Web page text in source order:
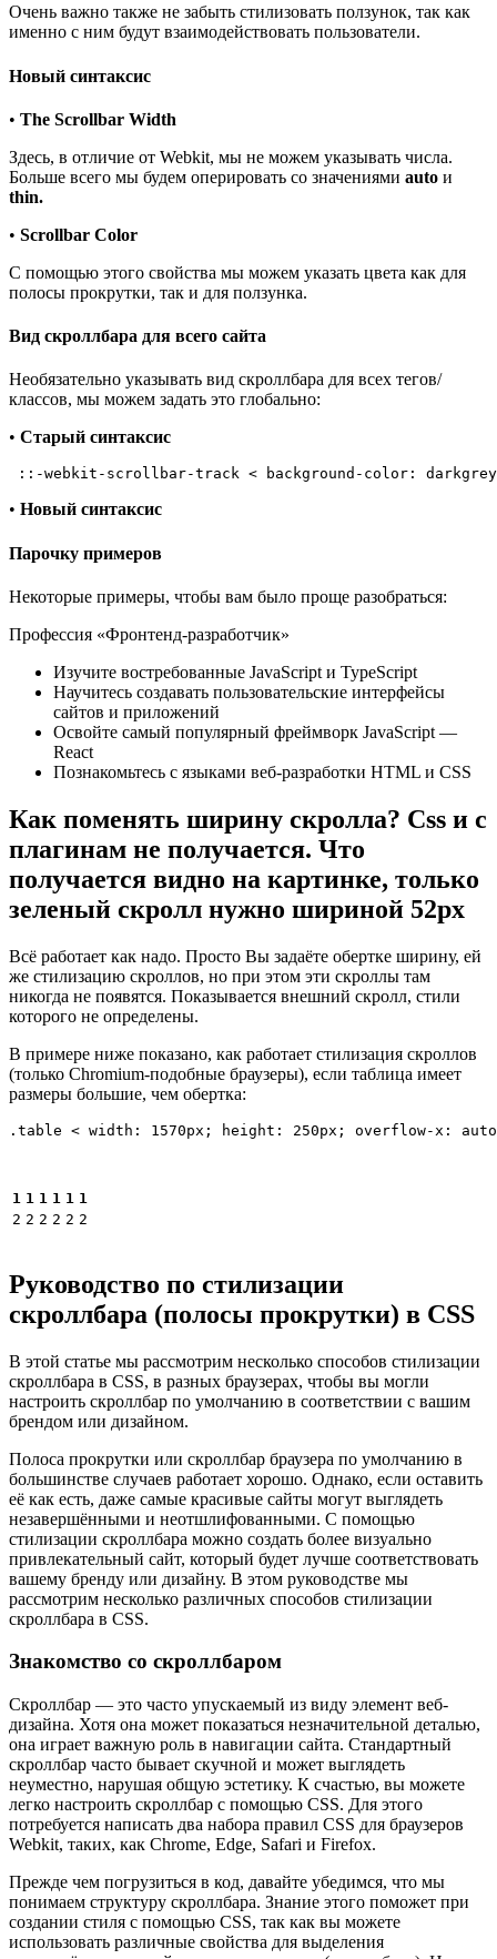
Очень важно также не забыть стилизовать ползунок, так как
именно с ним будут взаимодействовать пользователи.
Новый синтаксис
• The Scrollbar Width
Здесь, в отличие от Webkit, мы не можем указывать числа.
Больше всего мы будем оперировать со значениями auto и
thin.
• Scrollbar Color
С помощью этого свойства мы можем указать цвета как для
полосы прокрутки, так и для ползунка.
Вид скроллбара для всего сайта
Необязательно указывать вид скроллбара для всех тегов/
классов, мы можем задать это глобально:
• Старый синтаксис
::-webkit-scrollbar-track < background-color:
• Новый синтаксис
Парочку примеров
Некоторые примеры, чтобы вам было проще разобраться:
Профессия «Фронтенд-разработчик»
Изучите востребованные JavaScript и TypeScript
Научитесь создавать пользовательские интерфейсы
сайтов и приложений
Освойте самый популярный фреймворк JavaScript —
React
Познакомьтесь с языками веб-разработки HTML и CSS
Как поменять ширину скролла? Css и с
плагинам не получается. Что
получается видно на картинке, только
зеленый скролл нужно шириной 52px
Всё работает как надо. Просто Вы задаёте обертке ширину, ей
же стилизацию скроллов, но при этом эти скроллы там
никогда не появятся. Показывается внешний скролл, стили
которого не определены.
В примере ниже показано, как работает стилизация скроллов
(только Chromium-подобные браузеры), если таблица имеет
размеры большие, чем обертка:
.table < width: 1570px; height: 250px; overflow-x:
1 1 1 1 1 1
2 2 2 2 2 2
Руководство по стилизации
скроллбара (полосы прокрутки) в CSS
В этой статье мы рассмотрим несколько способов стилизации
скроллбара в CSS, в разных браузерах, чтобы вы могли
настроить скроллбар по умолчанию в соответствии с вашим
брендом или дизайном.
Полоса прокрутки или скроллбар браузера по умолчанию в
большинстве случаев работает хорошо. Однако, если оставить
её как есть, даже самые красивые сайты могут выглядеть
незавершёнными и неотшлифованными. С помощью
стилизации скроллбара можно создать более визуально
привлекательный сайт, который будет лучше соответствовать
вашему бренду или дизайну. В этом руководстве мы
рассмотрим несколько различных способов стилизации
скроллбара в CSS.
Знакомство со скроллбаром
Скроллбар — это часто упускаемый из виду элемент веб-
дизайна. Хотя она может показаться незначительной деталью,
она играет важную роль в навигации сайта. Стандартный
скроллбар часто бывает скучной и может выглядеть
неуместно, нарушая общую эстетику. К счастью, вы можете
легко настроить скроллбар с помощью CSS. Для этого
потребуется написать два набора правил CSS для браузеров
Webkit, таких, как Chrome, Edge, Safari и Firefox.
Прежде чем погрузиться в код, давайте убедимся, что мы
понимаем структуру скроллбара. Знание этого поможет при
создании стиля с помощью CSS, так как вы можете
использовать различные свойства для выделения